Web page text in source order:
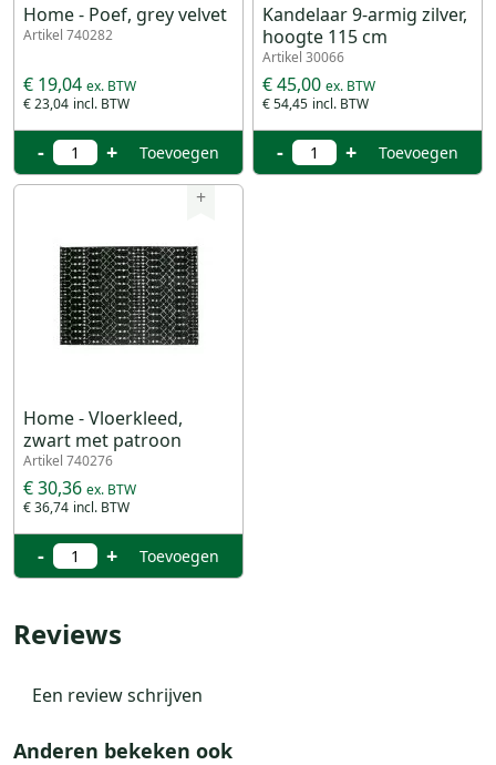
Home - Poef, grey velvet
Artikel 740282
€ 23,04
€ 19,04
- + Toevoegen
Kandelaar 9-armig zilver,
hoogte 115 cm
Artikel 30066
€ 54,45
€ 45,00
- + Toevoegen
+
Home - Vloerkleed,
zwart met patroon
Artikel 740276
€ 36,74
€ 30,36
- + Toevoegen
Reviews
Een review schrijven
Anderen bekeken ook